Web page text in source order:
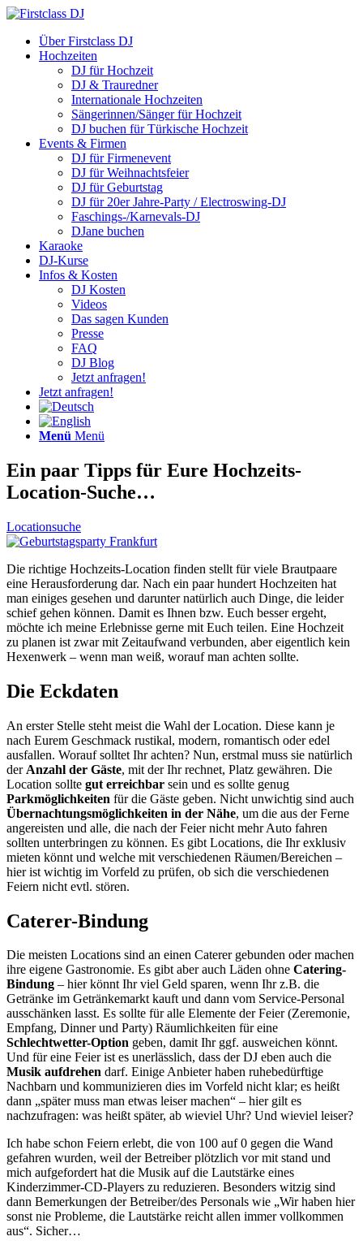
Über Firstclass DJ
Hochzeiten
DJ für Hochzeit
DJ & Trauredner
Internationale Hochzeiten
Sängerinnen/Sänger für Hochzeit
DJ buchen für Türkische Hochzeit
Events & Firmen
DJ für Firmenevent
DJ für Weihnachtsfeier
DJ für Geburtstag
DJ für 20er Jahre-Party / Electroswing-DJ
Faschings-/Karnevals-DJ
DJane buchen
Karaoke
DJ-Kurse
Infos & Kosten
DJ Kosten
Videos
Das sagen Kunden
Presse
FAQ
DJ Blog
Jetzt anfragen!
Jetzt anfragen!
Menü Menü
Ein paar Tipps für Eure Hochzeits-
Location-Suche…
Locationsuche
Die richtige Hochzeits-Location finden stellt für viele Brautpaare
eine Herausforderung dar. Nach ein paar hundert Hochzeiten hat
man einiges gesehen und darunter natürlich auch Dinge, die leider
schief gehen können. Damit es Ihnen bzw. Euch besser ergeht,
möchte ich meine Erlebnisse gerne mit Euch teilen. Eine Hochzeit
zu planen ist zwar mit Zeitaufwand verbunden, aber eigentlich kein
Hexenwerk – wenn man weiß, worauf man achten sollte.
Die Eckdaten
An erster Stelle steht meist die Wahl der Location. Diese kann je
nach Eurem Geschmack rustikal, modern, romantisch oder edel
ausfallen. Worauf solltet Ihr achten? Nun, erstmal muss sie natürlich
der Anzahl der Gäste, mit der Ihr rechnet, Platz gewähren. Die
Location sollte gut erreichbar sein und es sollte genug
Parkmöglichkeiten für die Gäste geben. Nicht unwichtig sind auch
Übernachtungsmöglichkeiten in der Nähe, um die aus der Ferne
angereisten und alle, die nach der Feier nicht mehr Auto fahren
sollten unterbringen zu können. Es gibt Locations, die Ihr exklusiv
mieten könnt und welche mit verschiedenen Räumen/Bereichen –
hier ist wichtig im Vorfeld zu prüfen, ob sich die verschiedenen
Feiern nicht evtl. stören.
Caterer-Bindung
Die meisten Locations sind an einen Caterer gebunden oder machen
ihre eigene Gastronomie. Es gibt aber auch Läden ohne Catering-
Bindung – hier könnt Ihr viel Geld sparen, wenn Ihr z.B. die
Getränke im Getränkemarkt kauft und dann vom Service-Personal
ausschänken lasst. Es sollte für alle Elemente der Feier (Zeremonie,
Empfang, Dinner und Party) Räumlichkeiten für eine
Schlechtwetter-Option geben, damit Ihr ggf. ausweichen könnt.
Und für eine Feier ist es unerlässlich, dass der DJ eben auch die
Musik aufdrehen darf. Einige Anbieter haben ruhebedürftige
Nachbarn und kommunizieren dies im Vorfeld nicht klar; es heißt
dann „später muss man etwas leiser machen“ – hier gilt es
nachzufragen: was heißt später, ab wieviel Uhr? Und wieviel leiser?
Ich habe schon Feiern erlebt, die von 100 auf 0 gegen die Wand
gefahren wurden, weil der Betreiber plötzlich vor mit stand und
mich aufgefordert hat die Musik auf die Lautstärke eines
Kinderzimmer-CD-Players zu reduzieren. Besonders witzig sind
dann Bemerkungen der Betreiber/des Personals wie „Wir haben hier
sonst nie Probleme, die Lautstärke reicht allen immer vollkommen
aus“. Sicher…